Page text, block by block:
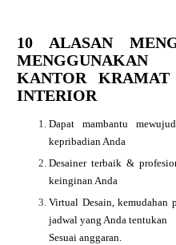
10 ALASAN
KANTOR
INTERIOR
Dapat mambantu
kepribadian Anda
Desainer terbaik &
keinginan Anda
Virtual Desain, kemudahan
jadwal yang Anda tentukan
Sesuai anggaran.